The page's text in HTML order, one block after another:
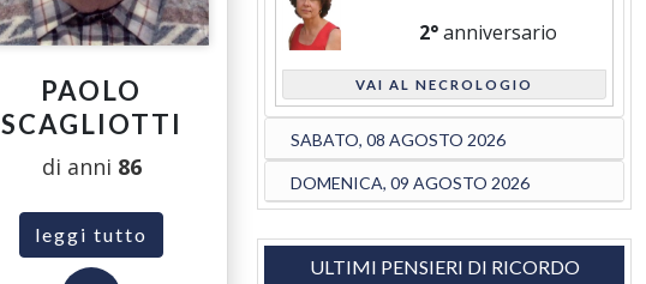
PAOLO
SCAGLIOTTI
di anni 86
leggi tutto
2°anniversario
VAI AL NECROLOGIO
SABATO, 08 AGOSTO 2026
DOMENICA, 09 AGOSTO 2026
ULTIMI PENSIERI DI RICORDO